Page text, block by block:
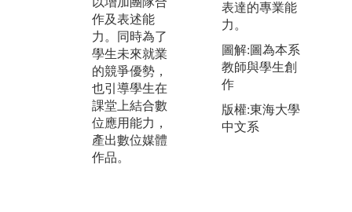
作及表述能
力。同時為了
學生未來就業
的競爭優勢，
也引導學生在
課堂上結合數
位應用能力，
產出數位媒體
作品。
的學習成果。
學」，可以讓
學生們從構想
到實作，顯現
我們在數位創
作的成績。
表達的專業能
力。
圖解:圖為本系
教師與學生創
作
版權:東海大學
中文系